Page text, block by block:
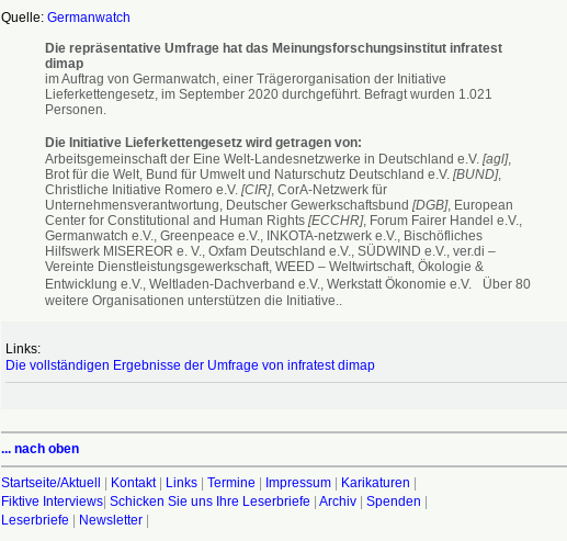
Quelle: Germanwatch
Die repräsentative Umfrage hat das Meinungsforschungsinstitut infratest
dimap
im Auftrag von Germanwatch, einer Trägerorganisation der Initiative
Lieferkettengesetz, im September 2020 durchgeführt. Befragt wurden 1.021
Personen.
Die Initiative Lieferkettengesetz wird getragen von:
Arbeitsgemeinschaft der Eine Welt-Landesnetzwerke in Deutschland e.V. [agl],
Brot für die Welt, Bund für Umwelt und Naturschutz Deutschland e.V. [BUND],
Christliche Initiative Romero e.V. [CIR], CorA-Netzwerk für
Unternehmensverantwortung, Deutscher Gewerkschaftsbund [DGB], European
Center for Constitutional and Human Rights [ECCHR], Forum Fairer Handel e.V.,
Germanwatch e.V., Greenpeace e.V., INKOTA-netzwerk e.V., Bischöfliches
Hilfswerk MISEREOR e. V., Oxfam Deutschland e.V., SÜDWIND e.V., ver.di –
Vereinte Dienstleistungsgewerkschaft, WEED – Weltwirtschaft, Ökologie &
Entwicklung e.V., Weltladen-Dachverband e.V., Werkstatt Ökonomie e.V. Über 80
weitere Organisationen unterstützen die Initiative..
Links:
Die vollständigen Ergebnisse der Umfrage von infratest dimap
... nach oben
Startseite/Aktuell | Kontakt| Links| Termine | Impressum| Karikaturen |
Fiktive Interviews| Schicken Sie uns Ihre Leserbriefe | Archiv| Spenden |
Leserbriefe | Newsletter|